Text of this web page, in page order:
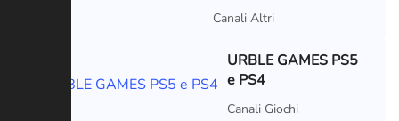
Canali Altri
URBLE GAMES PS5
e PS4
Canali Giochi